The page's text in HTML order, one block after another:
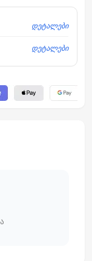
დეტალები
დეტალები